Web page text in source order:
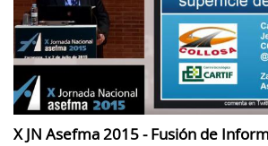
FAQ
Comparte:
X JN Asefma 2015 - Fusión de